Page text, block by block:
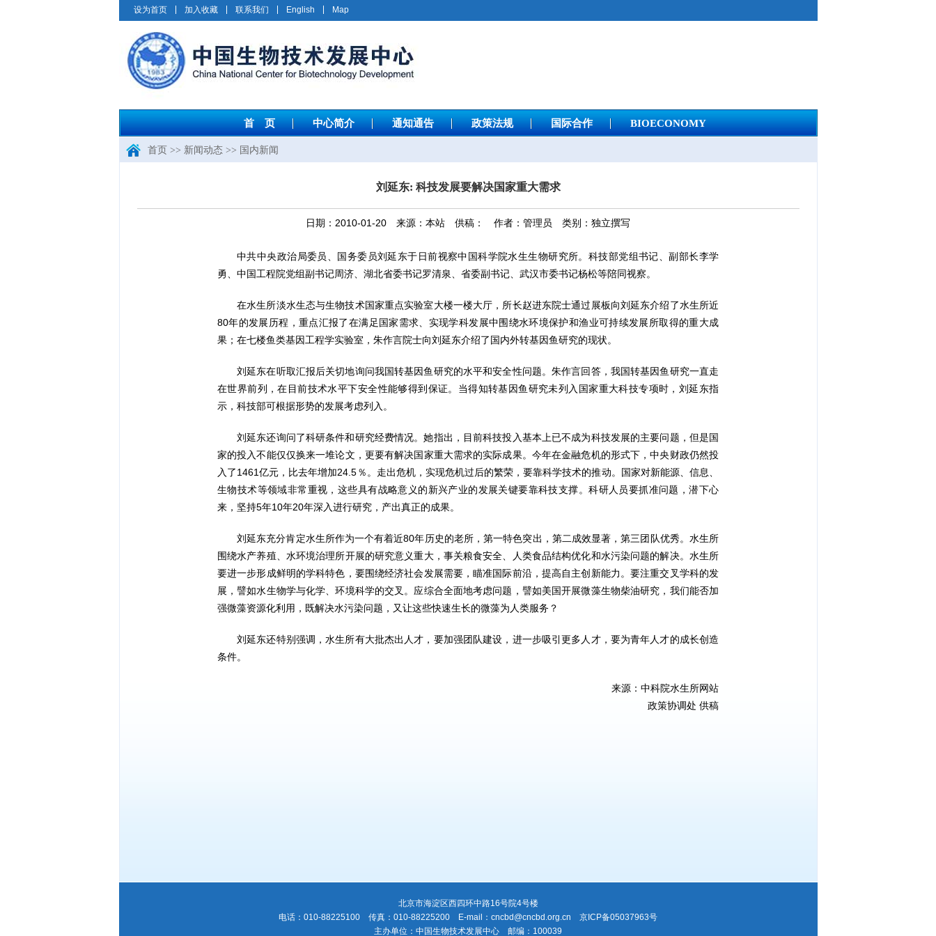
设为首页 加入收藏 联系我们 English Map
首 页 中心简介 通知通告 政策法规 国际合作 BIOECONOMY
首页 >> 新闻动态>> 国内新闻
刘延东: 科技发展要解决国家重大需求
日期：2010-01-20 来源：本站 供稿： 作者：管理员 类别：独立撰写
中共中央政治局委员、国务委员刘延东于日前视察中国科学院水生生物研究所。科技部党组书记、副部长李学
勇、中国工程院党组副书记周济、湖北省委书记罗清泉、省委副书记、武汉市委书记杨松等陪同视察。
在水生所淡水生态与生物技术国家重点实验室大楼一楼大厅，所长赵进东院士通过展板向刘延东介绍了水生所近
80年的发展历程，重点汇报了在满足国家需求、实现学科发展中围绕水环境保护和渔业可持续发展所取得的重大成
果；在七楼鱼类基因工程学实验室，朱作言院士向刘延东介绍了国内外转基因鱼研究的现状。
刘延东在听取汇报后关切地询问我国转基因鱼研究的水平和安全性问题。朱作言回答，我国转基因鱼研究一直走
在世界前列，在目前技术水平下安全性能够得到保证。当得知转基因鱼研究未列入国家重大科技专项时，刘延东指
示，科技部可根据形势的发展考虑列入。
刘延东还询问了科研条件和研究经费情况。她指出，目前科技投入基本上已不成为科技发展的主要问题，但是国
家的投入不能仅仅换来一堆论文，更要有解决国家重大需求的实际成果。今年在金融危机的形式下，中央财政仍然投
入了1461亿元，比去年增加24.5％。走出危机，实现危机过后的繁荣，要靠科学技术的推动。国家对新能源、信息、
生物技术等领域非常重视，这些具有战略意义的新兴产业的发展关键要靠科技支撑。科研人员要抓准问题，潜下心
来，坚持5年10年20年深入进行研究，产出真正的成果。
刘延东充分肯定水生所作为一个有着近80年历史的老所，第一特色突出，第二成效显著，第三团队优秀。水生所
围绕水产养殖、水环境治理所开展的研究意义重大，事关粮食安全、人类食品结构优化和水污染问题的解决。水生所
要进一步形成鲜明的学科特色，要围绕经济社会发展需要，瞄准国际前沿，提高自主创新能力。要注重交叉学科的发
展，譬如水生物学与化学、环境科学的交叉。应综合全面地考虑问题，譬如美国开展微藻生物柴油研究，我们能否加
强微藻资源化利用，既解决水污染问题，又让这些快速生长的微藻为人类服务？
刘延东还特别强调，水生所有大批杰出人才，要加强团队建设，进一步吸引更多人才，要为青年人才的成长创造
条件。
来源：中科院水生所网站
政策协调处 供稿
北京市海淀区西四环中路16号院4号楼
电话：010-88225100 传真：010-88225200 E-mail：cncbd@cncbd.org.cn 京ICP备05037963号
主办单位：中国生物技术发展中心 邮编：100039